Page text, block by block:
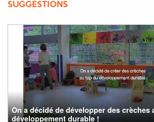
SUGGESTIONS
On a décidé de développer des crèches
développement durable !